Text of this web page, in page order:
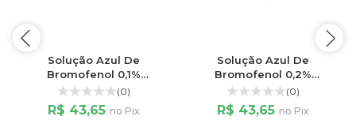
Solução Azul De
Bromofenol 0,1%
Hidroalcoolica
(0)
R$ 43,65 no Pix
Solução Azul De
Bromofenol 0,2%
Hidroalcoolica
(0)
R$ 43,65 no Pix